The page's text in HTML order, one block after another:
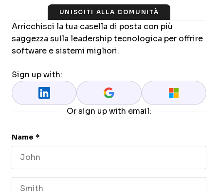
UNISCITI ALLA COMUNITÀ
Arricchisci la tua casella di posta con più
saggezza sulla leadership tecnologica per offrire
software e sistemi migliori.
Sign up with:
Or sign up with email:
Name *